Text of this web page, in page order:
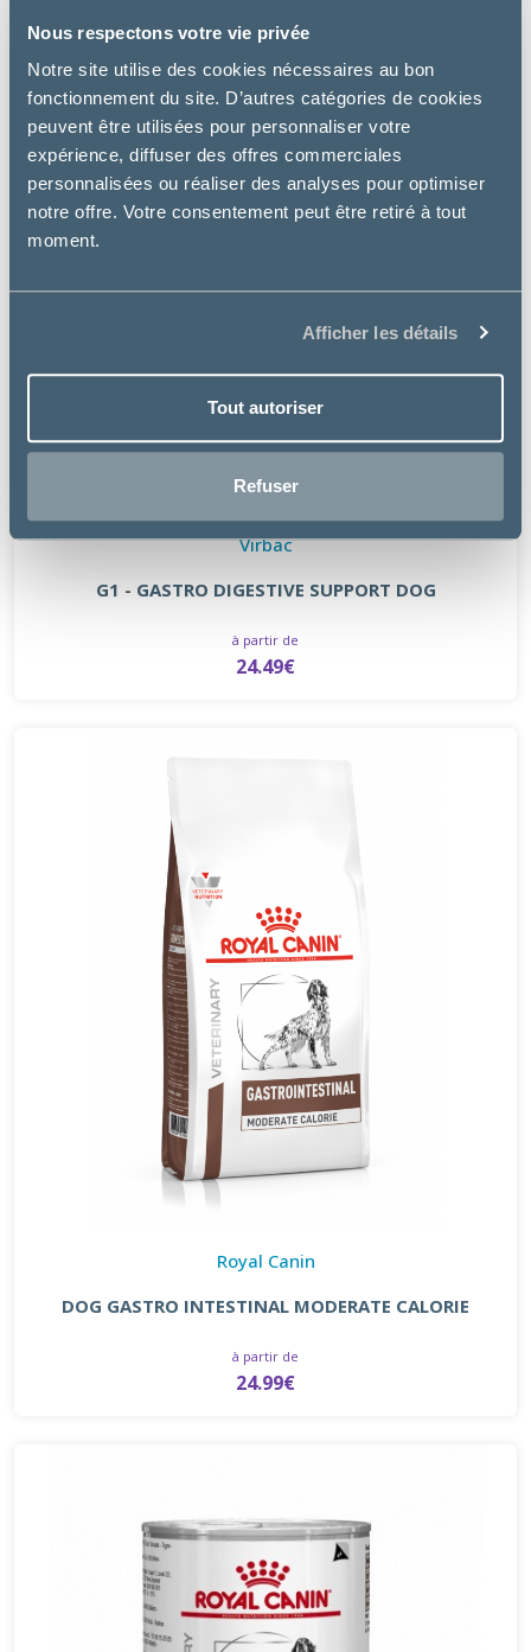
Nous respectons votre vie privée
Notre site utilise des cookies nécessaires au bon
fonctionnement du site. D’autres catégories de cookies
peuvent être utilisées pour personnaliser votre
expérience, diffuser des offres commerciales
personnalisées ou réaliser des analyses pour optimiser
notre offre. Votre consentement peut être retiré à tout
moment.
Afficher les détails
Tout autoriser
Refuser
Virbac
G1 - GASTRO DIGESTIVE SUPPORT DOG
à partir de
24.49€
Royal Canin
DOG GASTRO INTESTINAL MODERATE CALORIE
à partir de
24.99€